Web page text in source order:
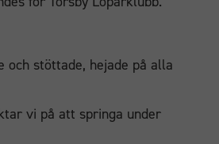
och stöttade, hejade på alla
vi på att springa under